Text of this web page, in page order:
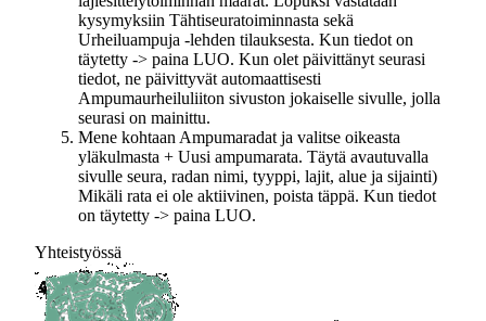
kysymyksiin Tähtiseuratoiminnasta sekä
Urheiluampuja -lehden tilauksesta. Kun tiedot on
täytetty -> paina LUO. Kun olet päivittänyt seurasi
tiedot, ne päivittyvät automaattisesti
Ampumaurheiluliiton sivuston jokaiselle sivulle, jolla
seurasi on mainittu.
Mene kohtaan Ampumaradat ja valitse oikeasta
yläkulmasta + Uusi ampumarata. Täytä avautuvalla
sivulle seura, radan nimi, tyyppi, lajit, alue ja sijainti)
Mikäli rata ei ole aktiivinen, poista täppä. Kun tiedot
on täytetty -> paina LUO.
Yhteistyössä